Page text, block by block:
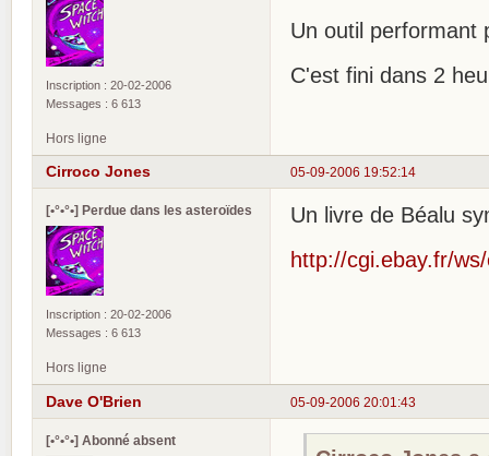
Inscription : 20-02-2006
Messages : 6 613
Un outil performant
C'est fini dans 2
Hors ligne
05-09-2006 19:52:14
Cirroco Jones
[•°•°•] Perdue dans les asteroïdes
Inscription : 20-02-2006
Messages : 6 613
Un livre de Béalu
http://cgi.ebay.fr/
Hors ligne
05-09-2006 20:01:43
Dave O'Brien
[•°•°•] Abonné absent